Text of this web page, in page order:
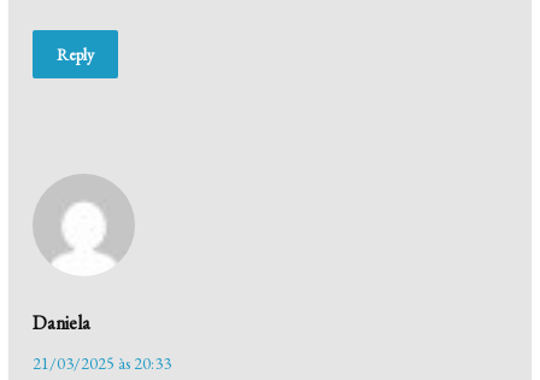
Reply
Daniela
21/03/2025 às 20:33